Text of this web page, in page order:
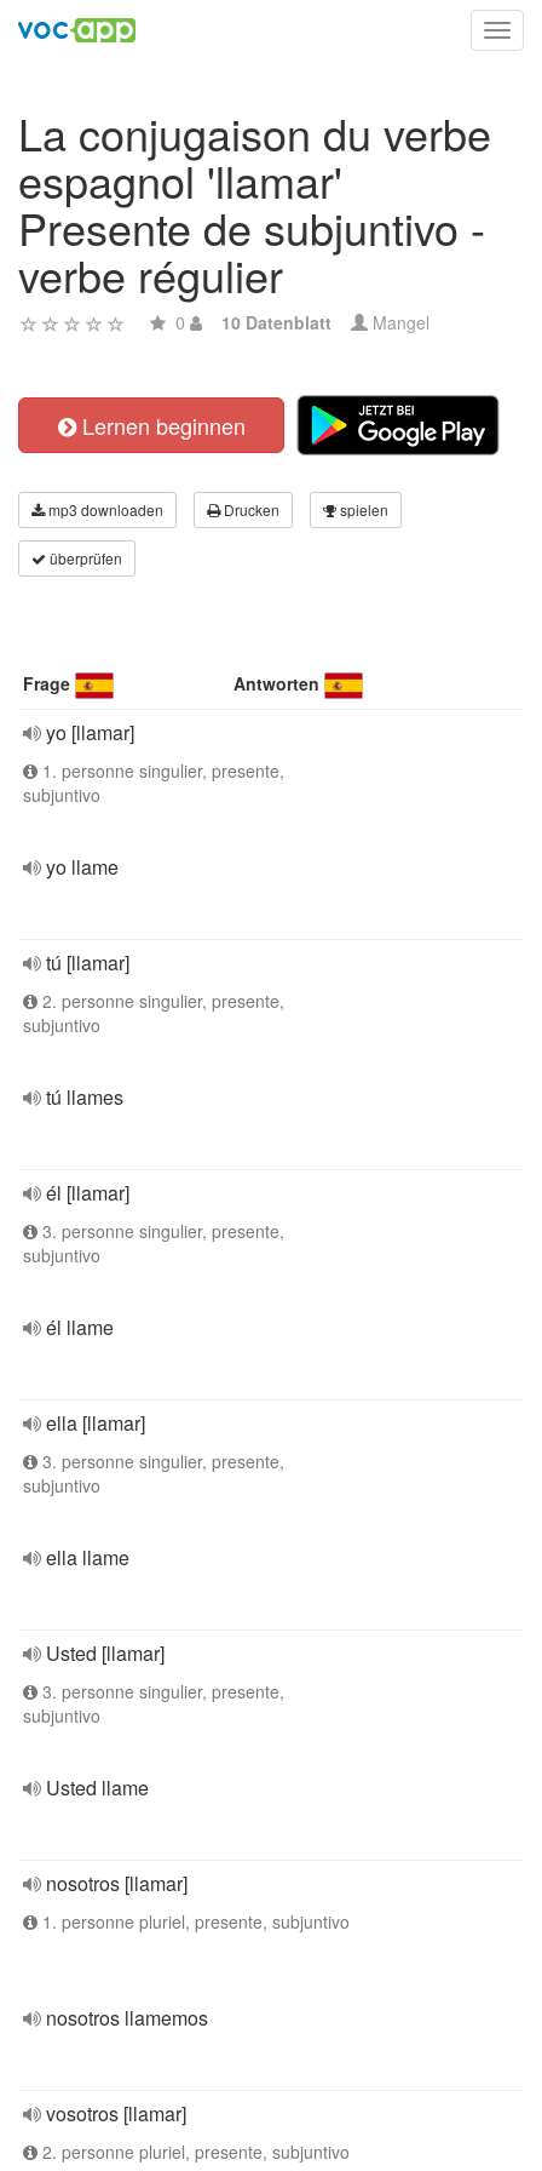
La conjugaison du verbe
espagnol 'llamar'
Presente de subjuntivo -
verbe régulier
0 10 Datenblatt Mangel
Lernen beginnen
mp3 downloaden Drucken spielen
überprüfen
Frage Antworten
yo [llamar]
1. personne singulier, presente,
subjuntivo
yo llame
tú [llamar]
2. personne singulier, presente,
subjuntivo
tú llames
él [llamar]
3. personne singulier, presente,
subjuntivo
él llame
ella [llamar]
3. personne singulier, presente,
subjuntivo
ella llame
Usted [llamar]
3. personne singulier, presente,
subjuntivo
Usted llame
nosotros [llamar]
1. personne pluriel, presente, subjuntivo
nosotros llamemos
vosotros [llamar]
2. personne pluriel, presente, subjuntivo